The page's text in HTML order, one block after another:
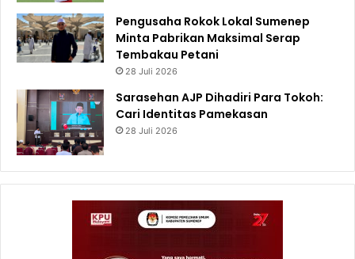
Pengusaha Rokok Lokal Sumenep
Minta Pabrikan Maksimal Serap
Tembakau Petani
28 Juli 2026
Sarasehan AJP Dihadiri Para Tokoh:
Cari Identitas Pamekasan
28 Juli 2026